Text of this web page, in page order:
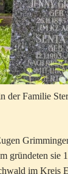
der Familie
gründeten
im Kreis